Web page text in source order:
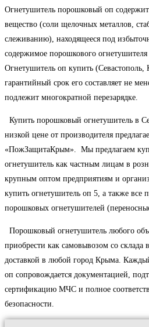
Огнетушитель порошковый оп
вещество (соли щелочных металлов,
слеживанию), находящееся под
содержимое порошкового
Огнетушитель оп купить (Севастополь,
гарантийный срок его составляет не
подлежит многократной перезарядке.
Купить порошковый огнетушитель в
низкой цене от производителя
«ПожЗащитаКрым». Мы предлагаем
огнетушитель как частным лицам в
крупным оптом предприятиям и
купить огнетушитель оп 5, а также все
порошковых огнетушителей
Порошковый огнетушитель любого
приобрести как самовывозом со склада
доставкой в любой город Крыма.
оп сопровождается документацией,
сертификацию МЧС и полное
безопасности.